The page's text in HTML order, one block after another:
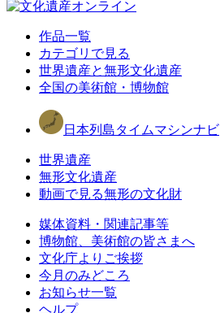
作品一覧
カテゴリで見る
世界遺産と無形文化遺産
全国の美術館・博物館
日本列島タイムマシンナビ
世界遺産
無形文化遺産
動画で見る無形の文化財
媒体資料・関連記事等
博物館、美術館の皆さまへ
文化庁よりご挨拶
今月のみどころ
お知らせ一覧
ヘルプ